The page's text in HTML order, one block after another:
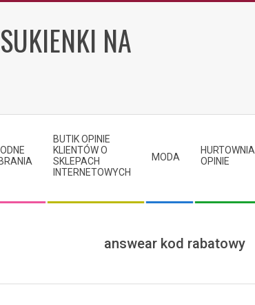
NA
BUTIK OPINIE
KLIENTÓW O
SKLEPACH
INTERNETOWYCH
MODA
HURTOWNIA
OPINIE
answear kod rabatowy